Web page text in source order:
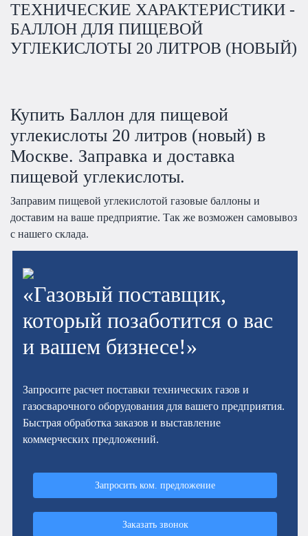
ТЕХНИЧЕСКИЕ ХАРАКТЕРИСТИКИ -
БАЛЛОН ДЛЯ ПИЩЕВОЙ
УГЛЕКИСЛОТЫ 20 ЛИТРОВ (НОВЫЙ)
Купить Баллон для пищевой
углекислоты 20 литров (новый) в
Москве. Заправка и доставка
пищевой углекислоты.
Заправим пищевой углекислотой газовые баллоны и
доставим на ваше предприятие. Так же возможен самовывоз
с нашего склада.
«Газовый поставщик,
который позаботится о вас
и вашем бизнесе!»
Запросите расчет поставки технических газов и
газосварочного оборудования для вашего предприятия.
Быстрая обработка заказов и выставление
коммерческих предложений.
Запросить ком. предложение
Заказать звонок